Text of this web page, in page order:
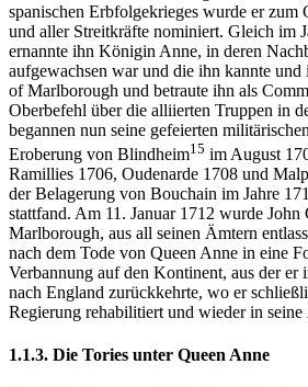
spanischen Erbfolgekrieges wurde er zum
und aller Streitkräfte nominiert. Gleich im
ernannte ihn Königin Anne, in deren
aufgewachsen war und die ihn kannte
of Marlborough und betraute ihn als
Oberbefehl über die alliierten Truppen in
begannen nun seine gefeierten
Eroberung von Blindheim15 im August
Ramillies 1706, Oudenarde 1708 und
der Belagerung von Bouchain im Jahre
stattfand. Am 11. Januar 1712 wurde
Marlborough, aus all seinen Ämtern
nach dem Tode von Queen Anne in eine
Verbannung auf den Kontinent, aus der er
nach England zurückkehrte, wo er
Regierung rehabilitiert und wieder in
1.1.3. Die Tories unter Queen Anne